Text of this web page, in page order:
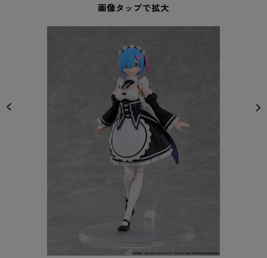
画像タップで拡大